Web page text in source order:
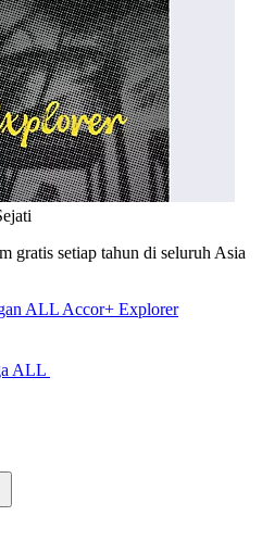
gratis setiap tahun di seluruh Asia
ALL Accor+ Explorer
ALL